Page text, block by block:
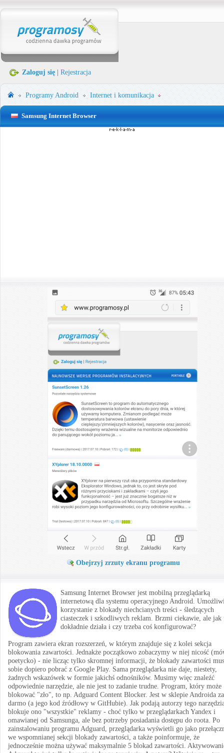
Zaloguj się Rejestracja
ProgramyAndroid Internet i komunikacja
Samsung Internet Browser
Obejrzyj zrzuty ekranu programu
Samsung Internet Browser jest mobilną przeglądarką
internetową dla systemu operacyjnego Android.
korzystanie z blokady niechcianych treści - śledzących
ciasteczek i szkodliwych reklam. Brzmi ciekawie, ale jak
dokładnie działa i czy trzeba coś konfigurować?
Program zawiera ekran rozszerzeń, w którym znajduje się z kolei sekcja
blokowania zawartości. Jednakże początkowo zobaczymy w niej nicość
poetycko) - nie licząc tylko skromnej informacji, że blokady zawartości
sobie dopiero pobrać z Google Play. Sama przeglądarka nie daje, niestety,
żadnych wskazówek w formie jakichś odnośników. Musimy więc znaleźć
odpowiednie narzędzie, ale nie jest to zadanie trudne. Program, który może
blokować "zło", to np. Adguard Content Blocker. Jest w sklepie Androida za
darmo (a jego kod źródłowy w GitHubie). Jak podają autorzy tego
blokuje ono "wszystkie" reklamy - choć tylko w przeglądarkach Yandex i
omawianej od Samsunga, ale bez potrzeby posiadania dostępu do roota. Po
zainstalowaniu programu Adguard, przeglądarka wyświetli go jako
we wspomnianej sekcji blokady zawartości, a także poinformuje, że
jednocześnie można używać maksymalnie 5 blokad zawartości.